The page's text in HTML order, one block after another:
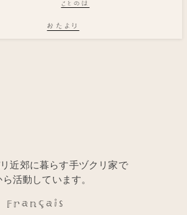
ことのは
おたより
近郊に暮らす手ヅクリ家で
活動しています。
Français